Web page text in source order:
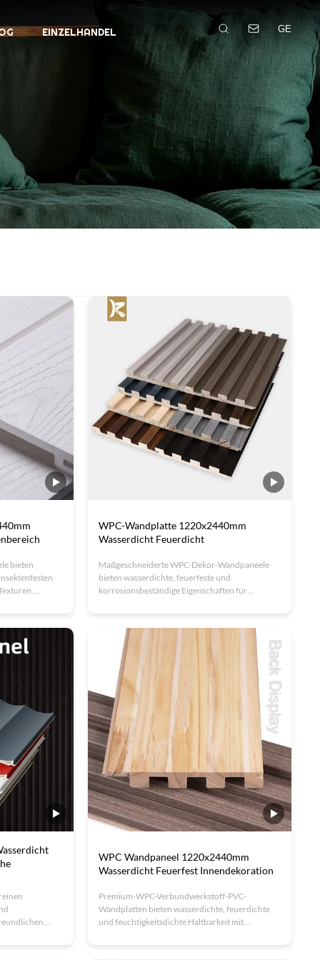
EINZELHANDEL GE
bieten
verfügbar.
WPC-Wandplatte 1220x2440mm
Wasserdicht Feuerdicht
Maßgeschneiderte WPC-Dekor-Wandpaneele
bieten wasserdichte, feuerfeste und
korrosionsbeständige Eigenschaften für
Verbundwerkstoff (WPC), zeichnen sich diese
Paneele durch einfache Installation, hohe Dichte
und schallabsorbierende Eigenschaften aus.
Ideal für Hotels, Büros und Gewerbeflächen mit
anpassbaren Größen und Designs. ISO-
zertifizierte Qualität mit OEM-Optionen
verfügbar.
WPC Wandpaneel 1220x2440mm
Wasserdicht Feuerfest Innendekoration
Premium-WPC-Verbundwerkstoff-PVC-
Wandplatten bieten wasserdichte, feuerdichte
und feuchtigkeitsdichte Haltbarkeit mit